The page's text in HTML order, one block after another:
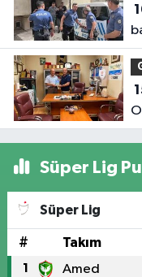
Süper Lig
Süper Lig
# Takım
1 Amed